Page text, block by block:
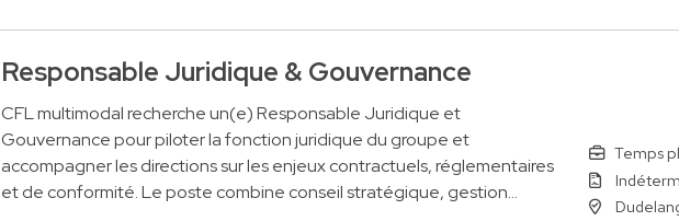
Responsable Juridique & Gouvernance
CFL multimodal recherche un(e) Responsable Juridique et
Gouvernance pour piloter la fonction juridique du groupe et
accompagner les directions sur les enjeux contractuels, réglementaires
et de conformité. Le poste combine conseil stratégique, gestion…
Temps